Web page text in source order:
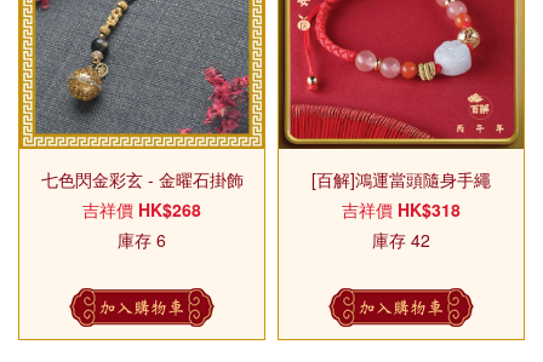
七色閃金彩玄 - 金曜石掛飾
吉祥價 HK$268
庫存 6
加入購物車
[百解]鴻運當頭隨身手繩
吉祥價 HK$318
庫存 42
加入購物車